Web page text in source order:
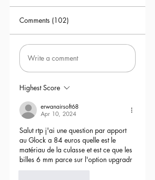
Comments (102)
Write a comment
Highest Score
erwanairsoft68
Apr 10, 2024
Salut rtp j'ai une question par apport
au Glock a 84 euros quelle est le
matériau de la culasse et est ce que les
billes 6 mm parce sur l'option upgradr